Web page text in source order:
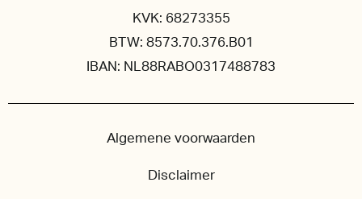
KVK: 68273355
BTW: 8573.70.376.B01
IBAN: NL88RABO0317488783
Algemene voorwaarden
Disclaimer